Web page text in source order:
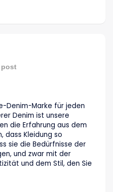
post
Denim-Marke für jeden
Denim ist unsere
die Erfahrung aus dem
dass Kleidung so
sie die Bedürfnisse der
und zwar mit der
und dem Stil, den Sie